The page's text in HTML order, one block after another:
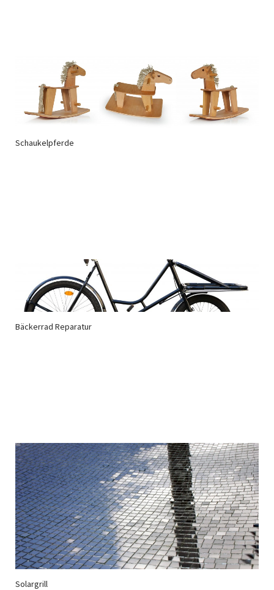
Schaukelpferde
Bäckerrad Reparatur
Solargrill